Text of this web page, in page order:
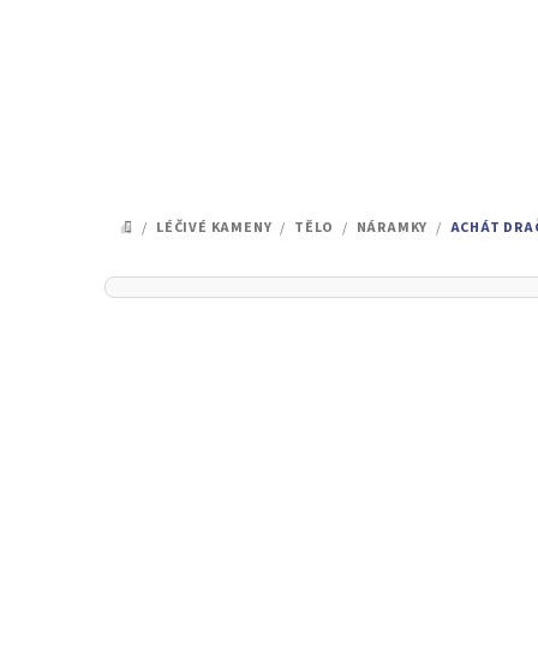
DOMŮ
/ LÉČIVÉ KAMENY / TĚLO / NÁRAMKY / ACHÁT
P